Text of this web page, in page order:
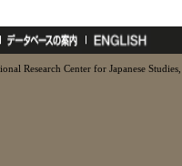
Research Center for Japanese